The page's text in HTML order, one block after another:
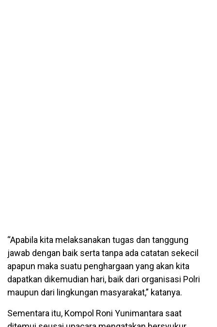
“Apabila kita melaksanakan tugas dan tanggung
jawab dengan baik serta tanpa ada catatan sekecil
apapun maka suatu penghargaan yang akan kita
dapatkan dikemudian hari, baik dari organisasi Polri
maupun dari lingkungan masyarakat,” katanya.
Sementara itu, Kompol Roni Yunimantara saat